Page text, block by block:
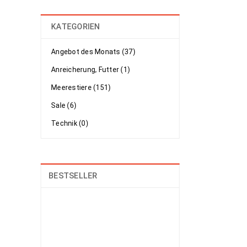
KATEGORIEN
Angebot des Monats (37)
Anreicherung, Futter (1)
Meerestiere (151)
Sale (6)
Technik (0)
BESTSELLER